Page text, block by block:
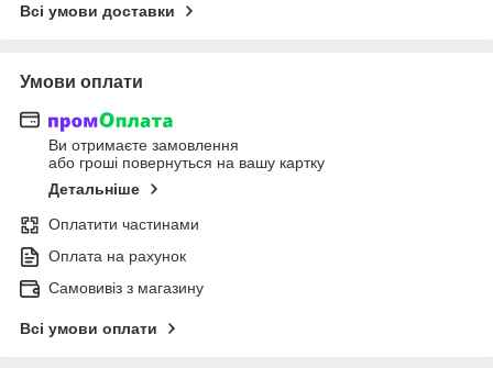
Всі умови доставки
Умови оплати
Ви отримаєте замовлення
або гроші повернуться на вашу картку
Детальніше
Оплатити частинами
Оплата на рахунок
Самовивіз з магазину
Всі умови оплати